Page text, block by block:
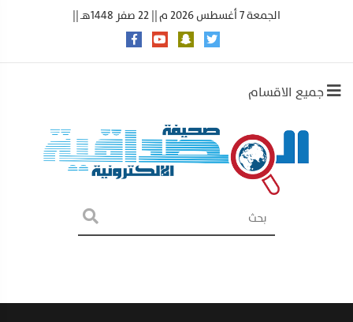
الجمعة 7 أغسطس 2026 م || 22 صفر 1448هـ ||
جميع الاقسام